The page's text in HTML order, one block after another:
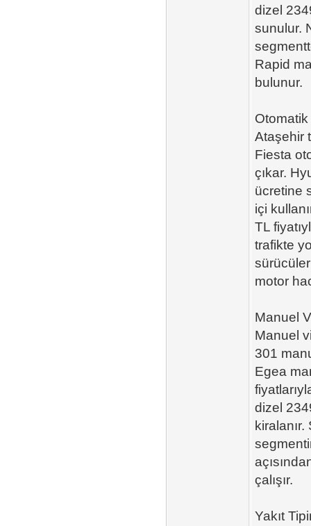
dizel
sunulur.
Rapid
bulunur.
Ataşehir
Fiesta
çıkar.
ücretine
içi
TL
trafikte
motor
Manuel
Manuel
301
Egea
dizel
çalışır.
Yakıt